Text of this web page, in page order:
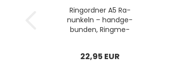
Ring­ord­ner A5 Ra­
nun­keln – hand­ge­
bun­den, Ring­me­
22,95 EUR